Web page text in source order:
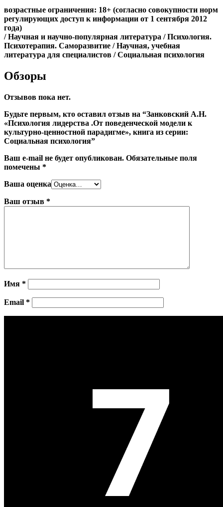
возрастные ограничения: 18+ (согласно совокупности норм
регулирующих доступ к информации от 1 сентября 2012
года)
/ Научная и научно-популярная литература / Психология.
Психотерапия. Саморазвитие / Научная, учебная
литература для специалистов / Социальная психология
Обзоры
Отзывов пока нет.
Будьте первым, кто оставил отзыв на “Занковский А.Н.
«Психология лидерства .От поведенческой модели к
культурно-ценностной парадигме», книга из серии:
Социальная психология”
Ваш e-mail не будет опубликован. Обязательные поля
помечены *
Ваша оценка
Ваш отзыв *
Имя *
Email *